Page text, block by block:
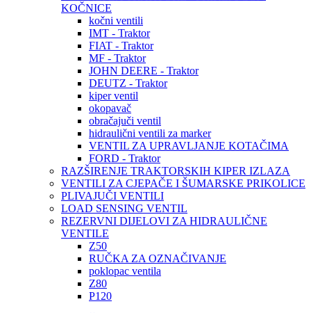
KOČNICE
kočni ventili
IMT - Traktor
FIAT - Traktor
MF - Traktor
JOHN DEERE - Traktor
DEUTZ - Traktor
kiper ventil
okopavač
obračajuči ventil
hidraulični ventili za marker
VENTIL ZA UPRAVLJANJE KOTAČIMA
FORD - Traktor
RAZŠIRENJE TRAKTORSKIH KIPER IZLAZA
VENTILI ZA CJEPAČE I ŠUMARSKE PRIKOLICE
PLIVAJUČI VENTILI
LOAD SENSING VENTIL
REZERVNI DIJELOVI ZA HIDRAULIČNE
VENTILE
Z50
RUČKA ZA OZNAČIVANJE
poklopac ventila
Z80
P120